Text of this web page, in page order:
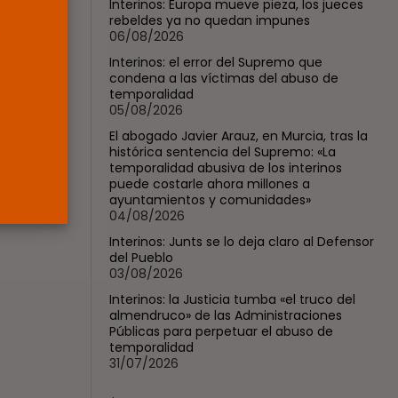
POR RAMÓN J. 05/08/2026
Abogados
El abogado Javier
Interinos: Europa mueve pieza, los jueces
rebeldes ya no quedan impunes
06/08/2026
Interinos: el error del Supremo que
condena a las víctimas del abuso de
temporalidad
05/08/2026
El abogado Javier Arauz, en Murcia, tras la
histórica sentencia del Supremo: «La
temporalidad abusiva de los interinos
puede costarle ahora millones a
ayuntamientos y comunidades»
04/08/2026
Interinos: Junts se lo deja claro al Defensor
del Pueblo
03/08/2026
Interinos: la Justicia tumba «el truco del
almendruco» de las Administraciones
Públicas para perpetuar el abuso de
temporalidad
31/07/2026